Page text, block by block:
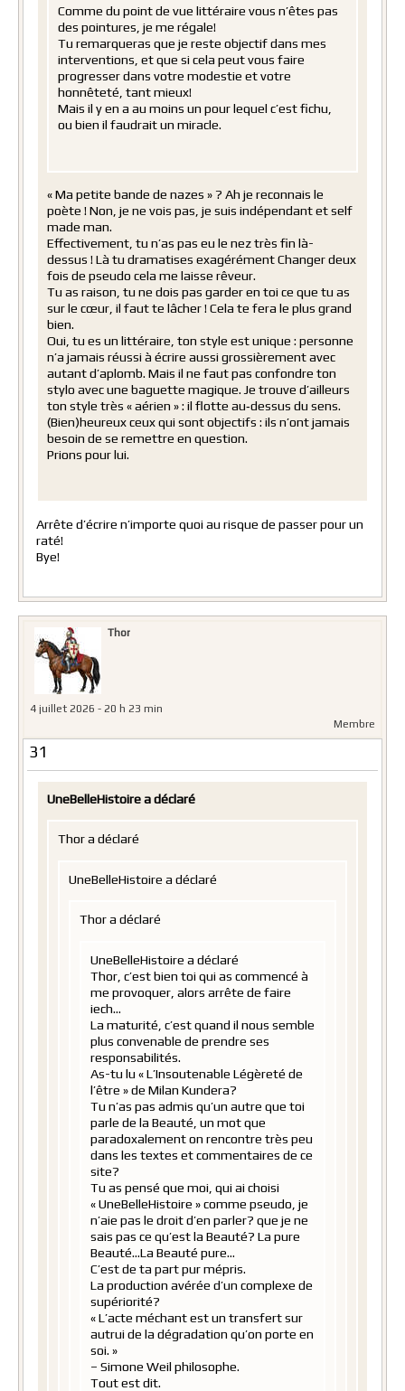
Comme du point de vue littéraire vous n’êtes pas
des pointures, je me régale!
Tu remarqueras que je reste objectif dans mes
interventions, et que si cela peut vous faire
progresser dans votre modestie et votre
honnêteté, tant mieux!
Mais il y en a au moins un pour lequel c’est fichu,
ou bien il faudrait un miracle.
« Ma petite bande de nazes » ? Ah je reconnais le
poète ! Non, je ne vois pas, je suis indépendant et self
made man.
Effectivement, tu n’as pas eu le nez très fin là-
dessus ! Là tu dramatises exagérément Changer deux
fois de pseudo cela me laisse rêveur.
Tu as raison, tu ne dois pas garder en toi ce que tu as
sur le cœur, il faut te lâcher ! Cela te fera le plus grand
bien.
Oui, tu es un littéraire, ton style est unique : personne
n’a jamais réussi à écrire aussi grossièrement avec
autant d’aplomb. Mais il ne faut pas confondre ton
stylo avec une baguette magique. Je trouve d’ailleurs
ton style très « aérien » : il flotte au‑dessus du sens.
(Bien)heureux ceux qui sont objectifs : ils n’ont jamais
besoin de se remettre en question.
Prions pour lui.
Arrête d’écrire n’importe quoi au risque de passer pour un
raté!
Bye!
Thor
4 juillet 2026 - 20 h 23 min
Membre
31
UneBelleHistoire a déclaré
Thor a déclaré
UneBelleHistoire a déclaré
Thor a déclaré
UneBelleHistoire a déclaré
Thor, c’est bien toi qui as commencé à
me provoquer, alors arrête de faire
iech…
La maturité, c’est quand il nous semble
plus convenable de prendre ses
responsabilités.
As-tu lu « L’Insoutenable Légèreté de
l’être » de Milan Kundera?
Tu n’as pas admis qu’un autre que toi
parle de la Beauté, un mot que
paradoxalement on rencontre très peu
dans les textes et commentaires de ce
site?
Tu as pensé que moi, qui ai choisi
« UneBelleHistoire » comme pseudo, je
n’aie pas le droit d’en parler? que je ne
sais pas ce qu’est la Beauté? La pure
Beauté…La Beauté pure…
C’est de ta part pur mépris.
La production avérée d’un complexe de
supériorité?
« L’acte méchant est un transfert sur
autrui de la dégradation qu’on porte en
soi. »
– Simone Weil philosophe.
Tout est dit.